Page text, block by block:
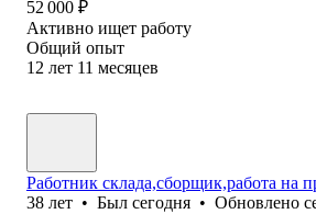
52 000 ₽
Активно ищет работу
Общий опыт
12 лет 11 месяцев
Работник склада,сборщик,работа на
38 лет • Был сегодня • Обновлено